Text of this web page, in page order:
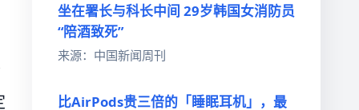
坐在署长与科长中间 29岁韩国女消防员
“陪酒致死”
来源：中国新闻周刊
比AirPods贵三倍的「睡眠耳机」，最